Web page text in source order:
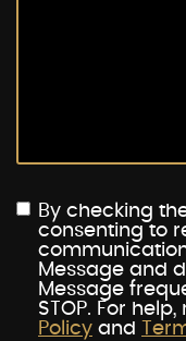
By checking
consenting to
Message and
Message
STOP. For help,
Policy and